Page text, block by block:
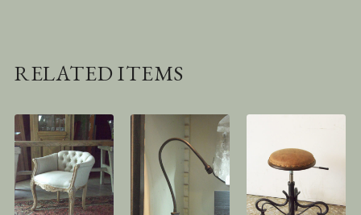
RELATED ITEMS